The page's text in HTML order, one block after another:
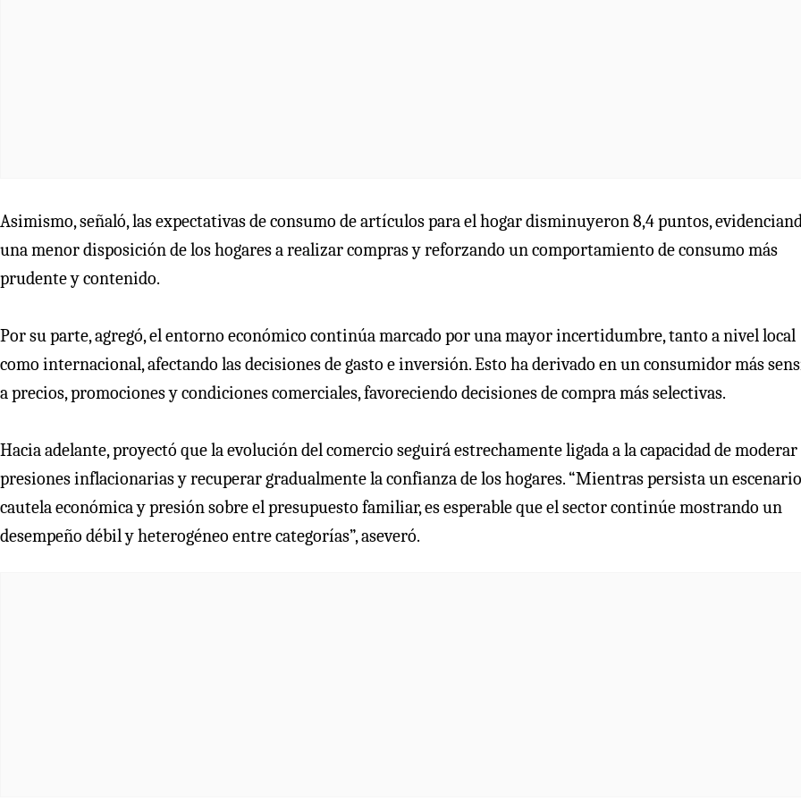
Asimismo, señaló, las expectativas de consumo de artículos para el hogar disminuyeron 8,4 puntos,
una menor disposición de los hogares a realizar compras y reforzando un comportamiento de consumo más
prudente y contenido.
Por su parte, agregó, el entorno económico continúa marcado por una mayor incertidumbre, tanto a nivel local
como internacional, afectando las decisiones de gasto e inversión. Esto ha derivado en un consumidor más
a precios, promociones y condiciones comerciales, favoreciendo decisiones de compra más selectivas.
Hacia adelante, proyectó que la evolución del comercio seguirá estrechamente ligada a la capacidad de moderar
presiones inflacionarias y recuperar gradualmente la confianza de los hogares. “Mientras persista un
cautela económica y presión sobre el presupuesto familiar, es esperable que el sector continúe mostrando un
desempeño débil y heterogéneo entre categorías”, aseveró.